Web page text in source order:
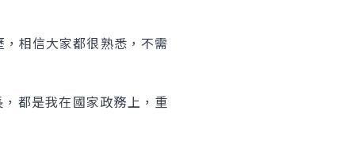
相信大家都很熟悉，不需
都是我在國家政務上，重